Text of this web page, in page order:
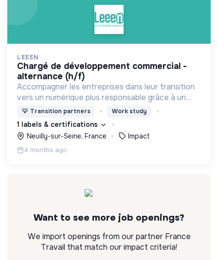
LEEEN
chargé de développement commercial -
alternance (h/f)
Accompagner les entreprises dans leur transition
vers un numérique plus responsable grâce à un
calculateur et une méthodologie que nous avons
développés (IT-Score) et qui évalue la
performance des SI
💡 Transition partners Work study
1 labels & certifications
Neuilly-sur-Seine, France
Impact
4 months ago
Want to see more job openings?
We import openings from our partner France
Travail that match our impact criteria!